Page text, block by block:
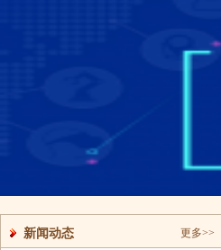
更多>>
新闻动态